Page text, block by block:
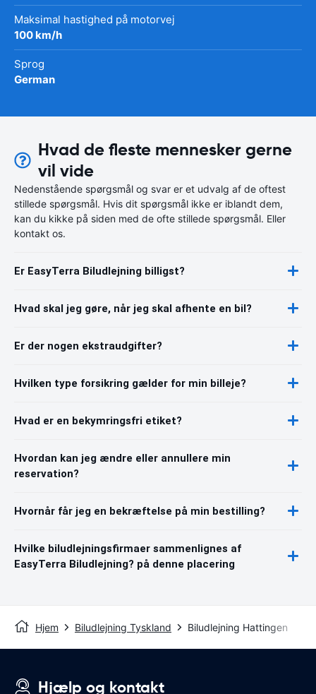
Maksimal hastighed på motorvej
100 km/h
Sprog
German
Hvad de fleste mennesker gerne
vil vide
Nedenstående spørgsmål og svar er et udvalg af de oftest
stillede spørgsmål. Hvis dit spørgsmål ikke er iblandt dem,
kan du kikke på siden med de ofte stillede spørgsmål. Eller
kontakt os.
Er EasyTerra Biludlejning billigst?
Hvad skal jeg gøre, når jeg skal afhente en bil?
Er der nogen ekstraudgifter?
Hvilken type forsikring gælder for min billeje?
Hvad er en bekymringsfri etiket?
Hvordan kan jeg ændre eller annullere min
reservation?
Hvornår får jeg en bekræftelse på min bestilling?
Hvilke biludlejningsfirmaer sammenlignes af
EasyTerra Biludlejning? på denne placering
Hjem Biludlejning Tyskland Biludlejning Hattingen
Hjælp og kontakt